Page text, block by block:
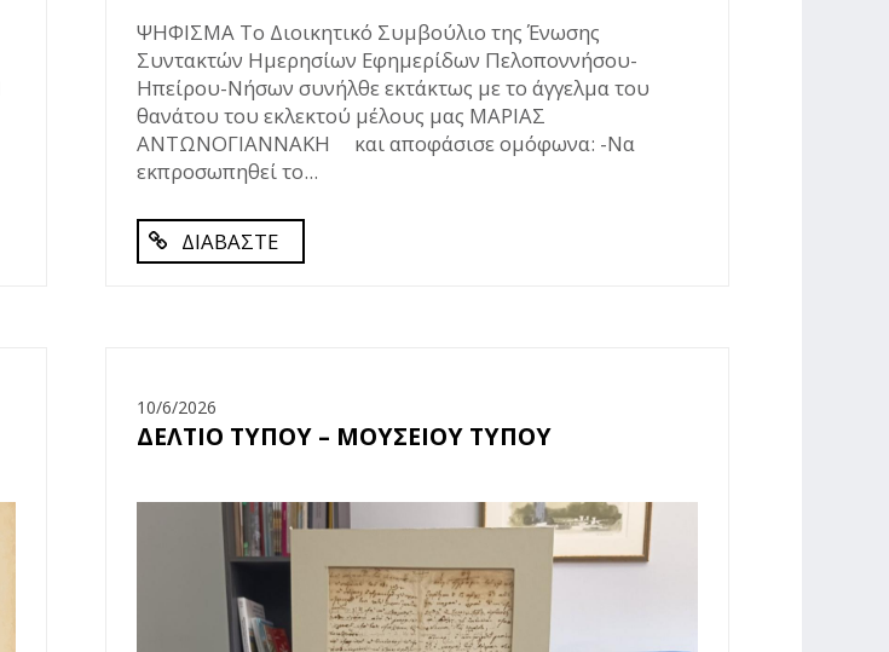
ΨΗΦΙΣΜΑ Το Διοικητικό Συμβούλιο της Ένωσης
Συντακτών Ημερησίων Εφημερίδων Πελοποννήσου-
Ηπείρου-Νήσων συνήλθε εκτάκτως με το άγγελμα του
θανάτου του εκλεκτού μέλους μας ΜΑΡΙΑΣ
ΑΝΤΩΝΟΓΙΑΝΝΑΚΗ και αποφάσισε ομόφωνα: -Να
εκπροσωπηθεί το...
ΔΙΑΒΑΣΤΕ
10/6/2026
ΔΕΛΤΙΟ ΤΥΠΟΥ – ΜΟΥΣΕΙΟΥ ΤΥΠΟΥ